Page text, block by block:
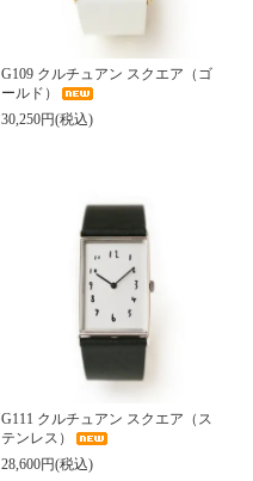
G109 クルチュアン スクエア（ゴ
ールド）
30,250円(税込)
G111 クルチュアン スクエア（ス
テンレス）
28,600円(税込)